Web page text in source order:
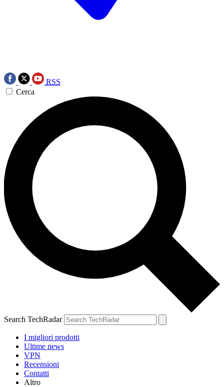
RSS
Cerca
Search TechRadar
I migliori prodotti
Ultime news
VPN
Recensioni
Contatti
Altro